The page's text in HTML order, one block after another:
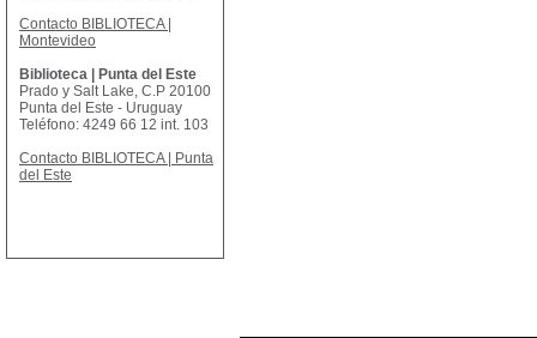
Contacto BIBLIOTECA |
Montevideo
Biblioteca | Punta del Este
Prado y Salt Lake, C.P 20100
Punta del Este - Uruguay
Teléfono: 4249 66 12 int. 103
Contacto BIBLIOTECA | Punta
del Este